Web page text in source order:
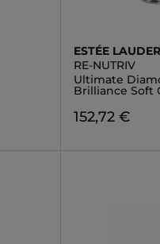
ESTÉE LAUDER
RE-NUTRIV
Ultimate
Brilliance Soft
152,72 €